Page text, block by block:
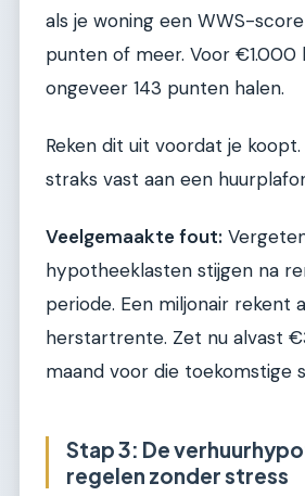
als je woning een WWS-
punten of meer. Voor €1.000
ongeveer 143 punten halen.
Reken dit uit voordat je
straks vast aan een
Veelgemaakte fout:
hypotheeklasten stijgen na
periode. Een miljonair rekent
herstartrente. Zet nu alvast
maand voor die toekomstige
Stap 3: De
regelen zonder stress